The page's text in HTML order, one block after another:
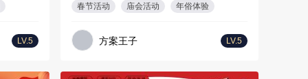
LV.5
春节活动 庙会活动 年俗体验
方案王子 LV.5